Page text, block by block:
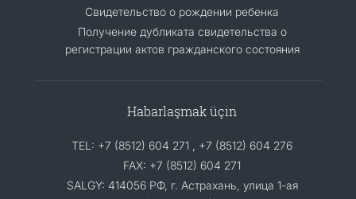
Свидетельство о рождении ребенка
Получение дубликата свидетельства о
регистрации актов гражданского состояния
Habarlaşmak üçin
TEL: +7 (8512) 604 271 , +7 (8512) 604 276
FAX: +7 (8512) 604 271
SALGY: 414056 РФ, г. Астрахань, улица 1-ая